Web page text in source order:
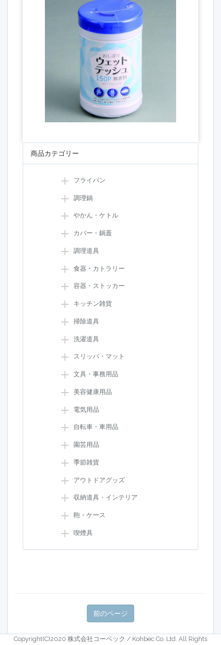
商品カテゴリー
フライパン
調理鍋
やかん・ケトル
カバー・鍋蓋
調理道具
食器・カトラリー
容器・ストッカー
キッチン雑貨
掃除道具
洗濯道具
スリッパ・マット
文具・事務用品
美容健康用品
電気用品
自転車・車用品
園芸用品
季節雑貨
アウトドアグッズ
収納道具・インテリア
鞄・ケース
喫煙具
Copyright(C)2020 株式会社コーベック / Kohbec Co. Ltd. All Rights